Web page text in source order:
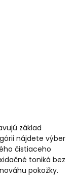
základ
nájdete výber
čistiaceho
toniká bez
pokožky.